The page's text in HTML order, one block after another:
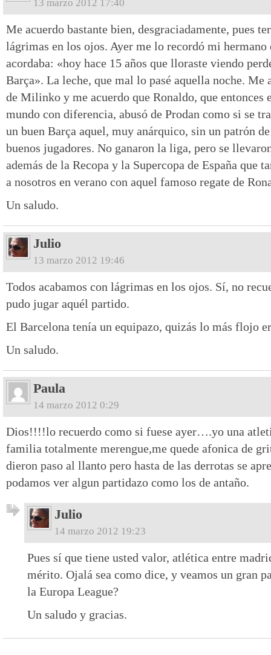
13 marzo 2012 17:40
Me acuerdo bastante bien, desgraciadamente, pues
lágrimas en los ojos. Ayer me lo recordó mi hermano
acordaba: «hoy hace 15 años que lloraste viendo
Barça». La leche, que mal lo pasé aquella noche. Me
de Milinko y me acuerdo que Ronaldo, que entonces
mundo con diferencia, abusó de Prodan como si se
un buen Barça aquel, muy anárquico, sin un patrón
buenos jugadores. No ganaron la liga, pero se
además de la Recopa y la Supercopa de España que
a nosotros en verano con aquel famoso regate de
Un saludo.
Julio
13 marzo 2012 19:46
Todos acabamos con lágrimas en los ojos. Sí, no
pudo jugar aquél partido.
El Barcelona tenía un equipazo, quizás lo más flojo
Un saludo.
Paula
14 marzo 2012 0:29
Dios!!!!lo recuerdo como si fuese ayer….yo una
familia totalmente merengue,me quede afonica de
dieron paso al llanto pero hasta de las derrotas se
podamos ver algun partidazo como los de antaño.
Julio
14 marzo 2012 19:23
Pues sí que tiene usted valor, atlética entre
mérito. Ojalá sea como dice, y veamos un gran
la Europa League?
Un saludo y gracias.